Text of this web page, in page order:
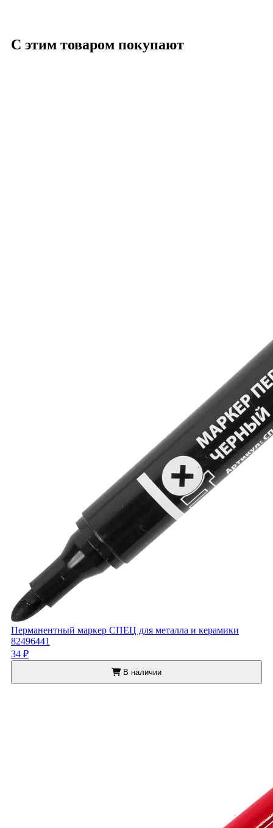
С этим товаром покупают
Перманентный маркер СПЕЦ для металла и керамики
82496441
34 ₽
В наличии